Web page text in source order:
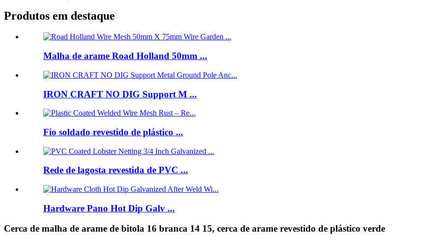
Produtos em destaque
Malha de arame Road Holland 50mm ...
IRON CRAFT NO DIG Support M ...
Fio soldado revestido de plástico ...
Rede de lagosta revestida de PVC ...
Hardware Pano Hot Dip Galv ...
Cerca de malha de arame de bitola 16 branca 14 15, cerca de arame revestido de plástico verde